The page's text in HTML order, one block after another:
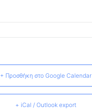
+ Προσθήκη στο Google Calendar
+ iCal / Outlook export